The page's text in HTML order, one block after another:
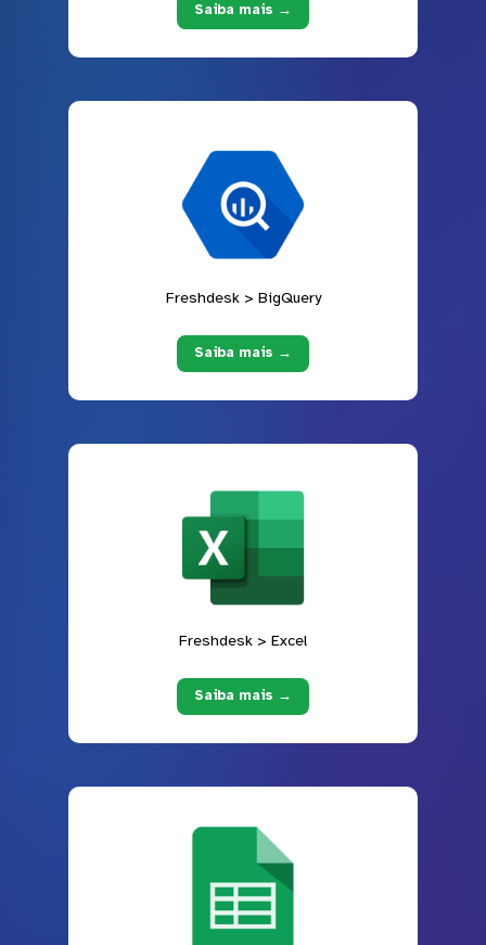
Saiba mais →
Freshdesk > BigQuery
Saiba mais →
Freshdesk > Excel
Saiba mais →